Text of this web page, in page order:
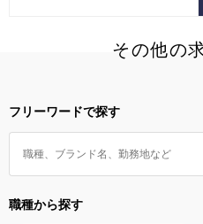
その他の
フリーワードで探す
職種から探す